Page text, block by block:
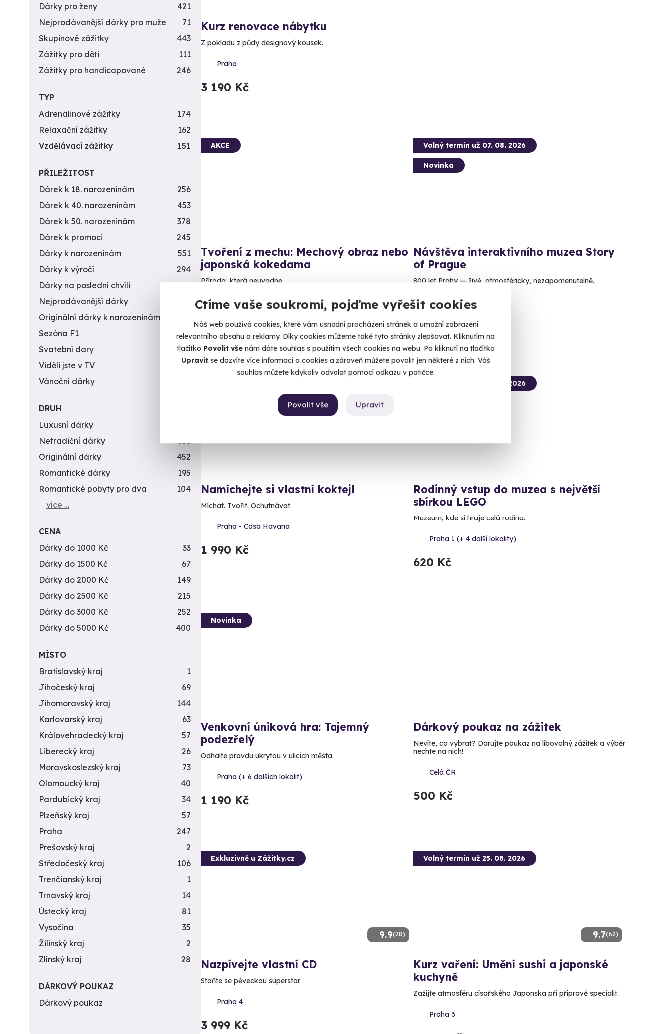
Ctíme vaše soukromí, pojďme vyřešit cookies
Náš web používá cookies, které vám usnadní procházení stránek a umožní zobrazení
relevantního obsahu a reklamy. Díky cookies můžeme také tyto stránky zlepšovat. Kliknutím na
tlačítko Povolit vše nám dáte souhlas s použitím všech cookies na webu. Po kliknutí na tlačítko
Upravitse dozvíte více informací o cookies a zároveň můžete povolit jen některé z nich. Váš
souhlas můžete kdykoliv odvolat pomocí odkazu v patičce.
Upravit
Povolit vše
Kurz renovace nábytku
Z pokladu z půdy designový kousek.
Praha
3 190 Kč
AKCE
Tvoření z mechu: Mechový obraz nebo
japonská kokedama
Příroda, která neuvadne.
Praha
1 990 Kč
Volný termín už 07. 08. 2026
Novinka
Návštěva interaktivního muzea Story
of Prague
800 let Prahy — živě, atmosféricky, nezapomenutelně.
Praha
580 Kč
Namíchejte si vlastní koktejl
Míchat. Tvořit. Ochutnávat.
Praha - Casa Havana
1 990 Kč
Volný termín už 07. 08. 2026
Rodinný vstup do muzea s největší
sbírkou LEGO
Muzeum, kde si hraje celá rodina.
Praha 1 (+ 4 další lokality)
620 Kč
Novinka
Venkovní úniková hra: Tajemný
podezřelý
Odhalte pravdu ukrytou v ulicích města.
Praha (+ 6 dalších lokalit)
1 190 Kč
Dárkový poukaz na zážitek
Nevíte, co vybrat? Darujte poukaz na libovolný zážitek a výběr
nechte na nich!
Celá ČR
500 Kč
9.9(28)
Exkluzivně u Zážitky.cz
Nazpívejte vlastní CD
Staňte se pěveckou superstar.
Praha 4
3 999 Kč
9.7(62)
Volný termín už 25. 08. 2026
Kurz vaření: Umění sushi a japonské
kuchyně
Zažijte atmosféru císařského Japonska při přípravě specialit.
Praha 3
Dárky pro ženy
421
Nejprodávanější dárky pro muže
71
Skupinové zážitky
443
Zážitky pro děti
111
Zážitky pro handicapované
246
TYP
Adrenalinové zážitky
174
Relaxační zážitky
162
Vzdělávací zážitky
151
PŘILEŽITOST
Dárek k 18. narozeninám
256
Dárek k 40. narozeninám
453
Dárek k 50. narozeninám
378
Dárek k promoci
245
Dárky k narozeninám
551
Dárky k výročí
294
Dárky na poslední chvíli
450
Nejprodávanější dárky
Originální dárky k narozeninám
Sezóna F1
4
Svatební dary
196
Viděli jste v TV
31
Vánoční dárky
DRUH
Luxusní dárky
Netradiční dárky
353
Originální dárky
452
Romantické dárky
195
Romantické pobyty pro dva
104
více …
CENA
Dárky do 1000 Kč
33
Dárky do 1500 Kč
67
Dárky do 2000 Kč
149
Dárky do 2500 Kč
215
Dárky do 3000 Kč
252
Dárky do 5000 Kč
400
MÍSTO
Bratislavský kraj
1
Jihočeský kraj
69
Jihomoravský kraj
144
Karlovarský kraj
63
Královehradecký kraj
57
Liberecký kraj
26
Moravskoslezský kraj
73
Olomoucký kraj
40
Pardubický kraj
34
Plzeňský kraj
57
Praha
247
Prešovský kraj
2
Středočeský kraj
106
Trenčianský kraj
1
Trnavský kraj
14
Ústecký kraj
81
Vysočina
35
Žilinský kraj
2
Zlínský kraj
28
DÁRKOVÝ POUKAZ
Dárkový poukaz